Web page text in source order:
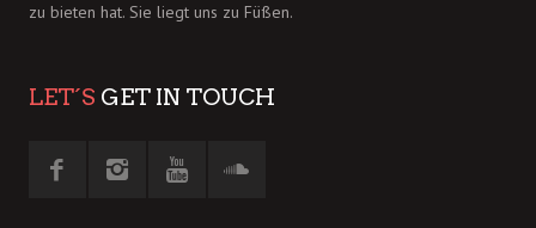
zu bieten hat. Sie liegt uns zu Füßen.
LET´S GET IN TOUCH